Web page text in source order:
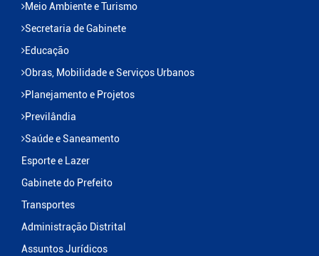
Meio Ambiente e Turismo
Secretaria de Gabinete
Educação
Obras, Mobilidade e Serviços Urbanos
Planejamento e Projetos
Previlândia
Saúde e Saneamento
Esporte e Lazer
Gabinete do Prefeito
Transportes
Administração Distrital
Assuntos Jurídicos